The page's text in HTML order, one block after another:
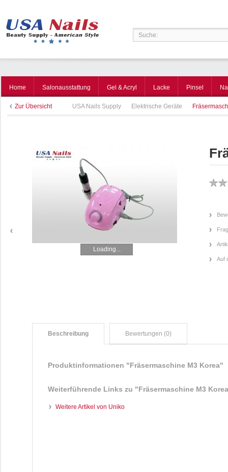
Home Salonausstattung Gel & Acryl Lacke Pinsel
Zur Übersicht USA Nails Supply Elektrische Geräte
Loading...
Auf
Beschreibung Bewertungen (0)
Produktinformationen "Fräsermaschine M3 Korea"
Weiterführende Links zu "Fräsermaschine M3
Weitere Artikel von Uniko